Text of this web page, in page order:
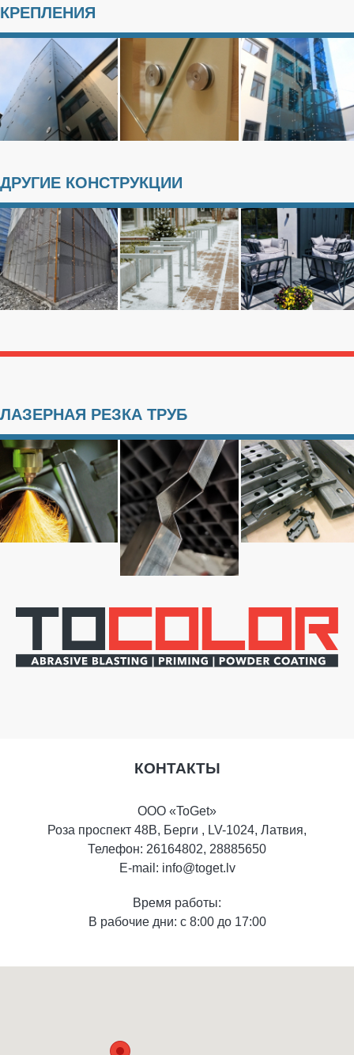
КРЕПЛЕНИЯ
ДРУГИЕ КОНСТРУКЦИИ
ЛАЗЕРНАЯ РЕЗКА ТРУБ
КОНТАКТЫ
ООО «ToGet»
Роза проспект 48B, Берги , LV-1024, Латвия,
Телефон: 26164802, 28885650
E-mail: info@toget.lv
Время работы:
В рабочие дни: с 8:00 до 17:00